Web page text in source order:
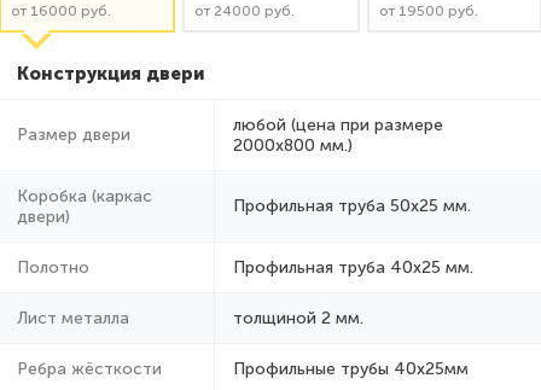
от 16000 руб. от 24000 руб. от 19500 руб.
Конструкция двери
Размер двери
любой (цена при размере
2000x800 мм.)
Коробка (каркас
двери)
Профильная труба 50х25 мм.
Полотно Профильная труба 40х25 мм.
Лист металла толщиной 2 мм.
Ребра жёсткости Профильные трубы 40х25мм